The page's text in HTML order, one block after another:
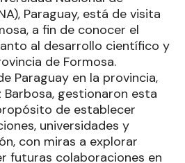
Paraguay, está de visita
a fin de conocer el
al desarrollo científico y
de Formosa.
Paraguay en la provincia,
Barbosa, gestionaron esta
de establecer
universidades y
con miras a explorar
futuras colaboraciones en